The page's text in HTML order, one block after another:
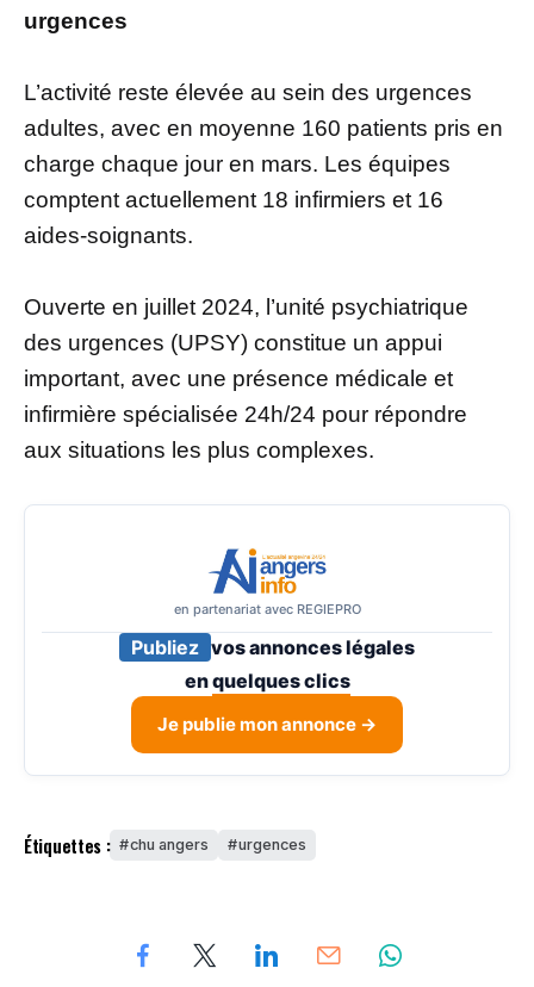
urgences
L’activité reste élevée au sein des urgences
adultes, avec en moyenne 160 patients pris en
charge chaque jour en mars. Les équipes
comptent actuellement 18 infirmiers et 16
aides-soignants.
Ouverte en juillet 2024, l’unité psychiatrique
des urgences (UPSY) constitue un appui
important, avec une présence médicale et
infirmière spécialisée 24h/24 pour répondre
aux situations les plus complexes.
en partenariat avec REGIEPRO
Publiez vos annonces légales
enquelques clics
Je publie mon annonce →
Étiquettes : chu angers urgences